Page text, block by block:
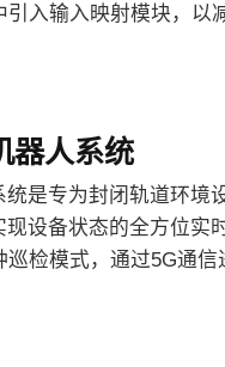
入输入映射模块，以
器人系统
是专为封闭轨道环境
设备状态的全方位实
巡检模式，通过5G通